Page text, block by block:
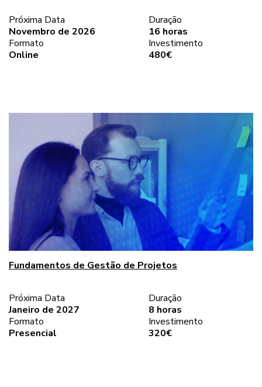
Próxima Data
Novembro de 2026
Duração
16 horas
Formato
Online
Investimento
480€
Fundamentos de Gestão de Projetos
Próxima Data
Janeiro de 2027
Duração
8 horas
Formato
Presencial
Investimento
320€